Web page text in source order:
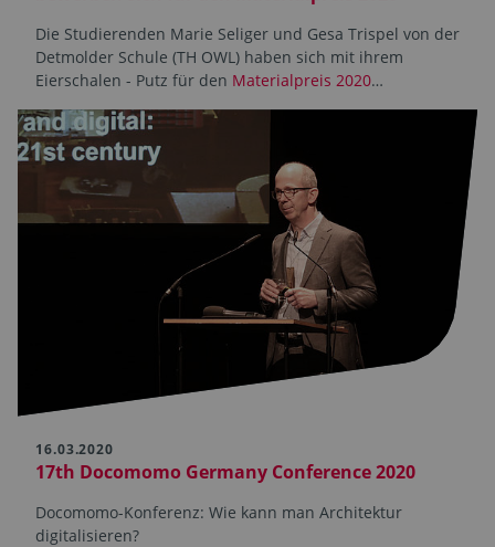
Die Studierenden Marie Seliger und Gesa Trispel von der
Detmolder Schule (TH OWL) haben sich mit ihrem
Eierschalen - Putz für den Materialpreis 2020…
16.03.2020
17th Docomomo Germany Conference 2020
Docomomo-Konferenz: Wie kann man Architektur
digitalisieren?